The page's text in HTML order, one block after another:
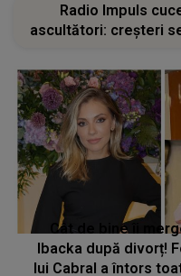
Radio Impuls
ascultători: creșteri
Cât de bine îi
Ibacka după divorț!
lui Cabral a întors